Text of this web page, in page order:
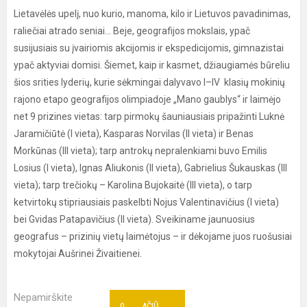
Lietavėlės upelį, nuo kurio, manoma, kilo ir Lietuvos pavadinimas,
raliečiai atrado seniai... Beje, geografijos mokslais, ypač
susijusiais su įvairiomis akcijomis ir ekspedicijomis, gimnazistai
ypač aktyviai domisi. Šiemet, kaip ir kasmet, džiaugiamės būreliu
šios srities lyderių, kurie sėkmingai dalyvavo I–IV klasių mokinių
rajono etapo geografijos olimpiadoje „Mano gaublys“ ir laimėjo
net 9 prizines vietas: tarp pirmokų šauniausiais pripažinti Luknė
Jaramičiūtė (I vieta), Kasparas Norvilas (II vieta) ir Benas
Morkūnas (III vieta); tarp antrokų nepralenkiami buvo Emilis
Losius (I vieta), Ignas Aliukonis (II vieta), Gabrielius Šukauskas (III
vieta); tarp trečiokų – Karolina Bujokaitė (III vieta), o tarp
ketvirtokų stipriausiais paskelbti Nojus Valentinavičius (I vieta)
bei Gvidas Patapavičius (II vieta). Sveikiname jaunuosius
geografus – prizinių vietų laimėtojus – ir dėkojame juos ruošusiai
mokytojai Aušrinei Živaitienei.
Nepamirškite